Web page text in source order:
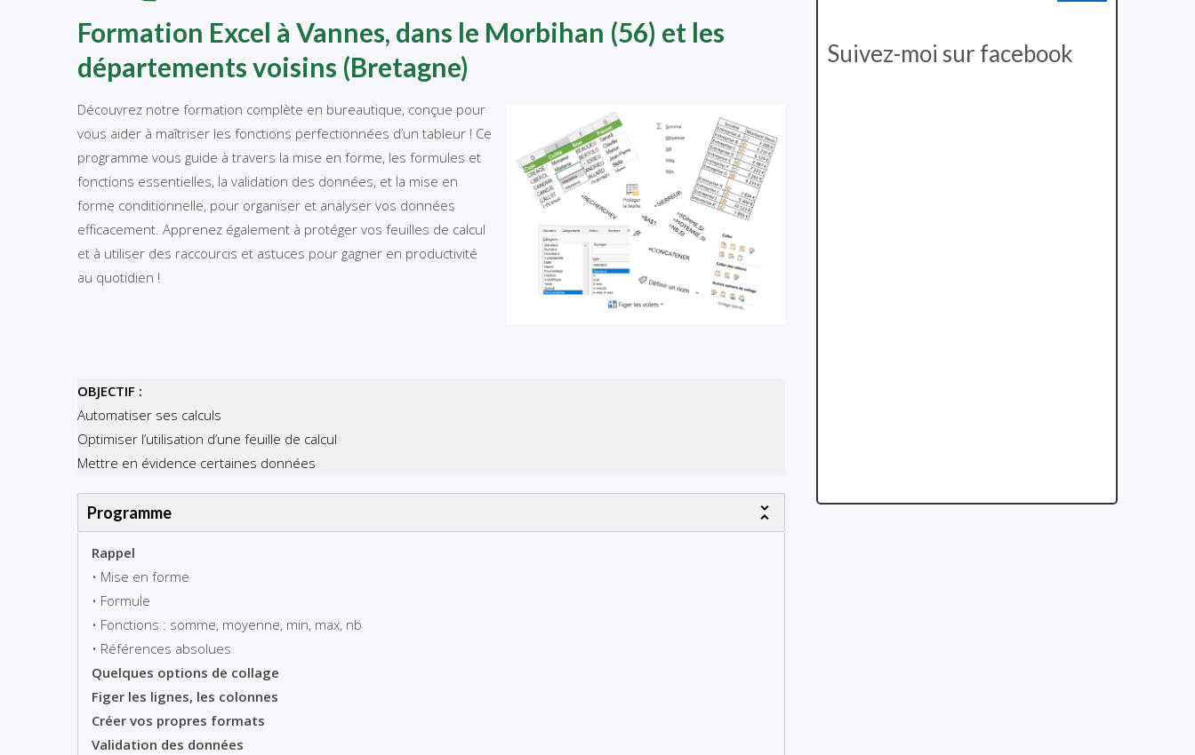
Formation Excel à Vannes, dans le Morbihan (56) et les
départements voisins (Bretagne)
Découvrez notre formation complète en bureautique, conçue pour
vous aider à maîtriser les fonctions perfectionnées d’un tableur ! Ce
programme vous guide à travers la mise en forme, les formules et
fonctions essentielles, la validation des données, et la mise en
forme conditionnelle, pour organiser et analyser vos données
efficacement. Apprenez également à protéger vos feuilles de calcul
et à utiliser des raccourcis et astuces pour gagner en productivité
au quotidien !
OBJECTIF :
Automatiser ses calculs
Optimiser l’utilisation d’une feuille de calcul
Mettre en évidence certaines données
Programme
Rappel
• Mise en forme
• Formule
• Fonctions : somme, moyenne, min, max, nb
• Références absolues
Quelques options de collage
Figer les lignes, les colonnes
Créer vos propres formats
Validation des données
Suivez-moi sur facebook